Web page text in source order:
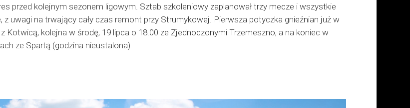
przed kolejnym sezonem ligowym. Sztab szkoleniowy zaplanował trzy mecze i wszystkie
z uwagi na trwający cały czas remont przy Strumykowej. Pierwsza potyczka gnieźnian już w
Kotwicą, kolejna w środę, 19 lipca o 18.00 ze Zjednoczonymi Trzemeszno, a na koniec w
ze Spartą (godzina nieustalona)